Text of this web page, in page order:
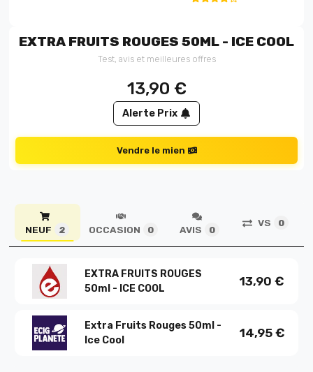
EXTRA FRUITS ROUGES 50ML - ICE COOL
Test, avis et meilleures offres
13,90 €
Alerte Prix
Vendre le mien
NEUF 2 OCCASION 0 AVIS 0
VS 0
EXTRA FRUITS ROUGES
50ml - ICE COOL
13,90 €
Extra Fruits Rouges 50ml -
Ice Cool
14,95€